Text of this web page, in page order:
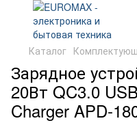
Каталог
Зарядное
20Вт QC3.0
Charger APD-